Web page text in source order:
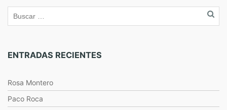
ENTRADAS RECIENTES
Rosa Montero
Paco Roca